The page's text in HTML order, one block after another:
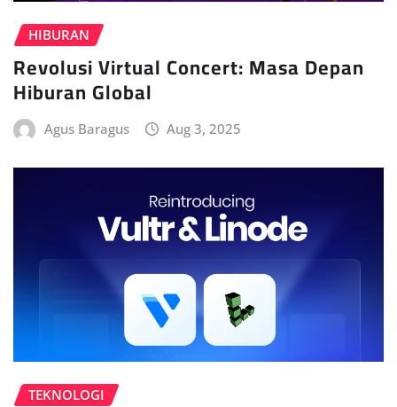
HIBURAN
Revolusi Virtual Concert: Masa Depan
Hiburan Global
Agus Baragus Aug 3, 2025
TEKNOLOGI